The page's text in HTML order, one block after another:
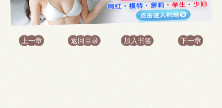
上一章 返回目录 加入书签 下一章